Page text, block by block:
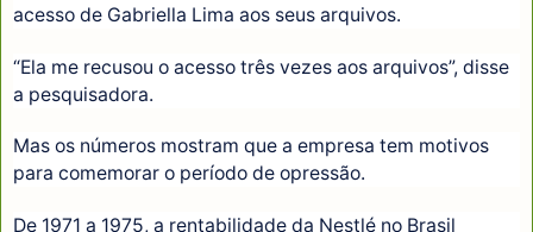
acesso de Gabriella Lima aos seus arquivos.
“Ela me recusou o acesso três vezes aos arquivos”, disse
a pesquisadora.
Mas os números mostram que a empresa tem motivos
para comemorar o período de opressão.
De 1971 a 1975, a rentabilidade da Nestlé no Brasil